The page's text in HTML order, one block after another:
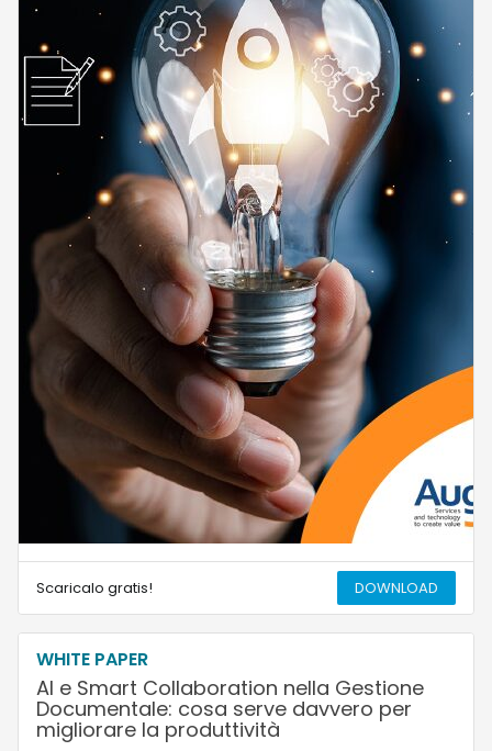
Scaricalo gratis! DOWNLOAD
WHITE PAPER
AI e Smart Collaboration nella Gestione
Documentale: cosa serve davvero per
migliorare la produttività